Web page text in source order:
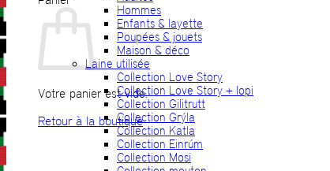
Votre panier est vide.
Retour à la boutique
Hommes
Enfants & layette
Poupées & jouets
Maison & déco
Laine utilisée
Collection Love Story
Collection Love Story + lopi
Collection Gilitrutt
Collection Grýla
Collection Katla
Collection Einrúm
Collection Mosi